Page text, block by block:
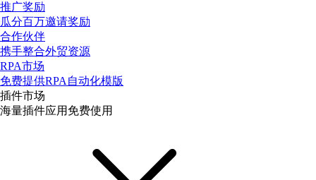
推广奖励
瓜分百万邀请奖励
合作伙伴
携手整合外贸资源
RPA市场
免费提供RPA自动化模版
插件市场
海量插件应用免费使用